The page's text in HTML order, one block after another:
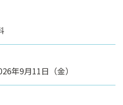
年9月11日（金）